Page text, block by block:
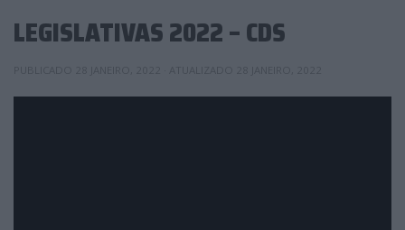
LEGISLATIVAS 2022 – CDS